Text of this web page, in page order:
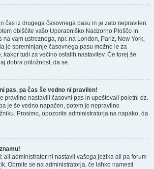
čas iz drugega časovnega pasu in je zato nepravilen.
obiščite vašo Uporabniško Nadzorno Ploščo in
na vam ustreznega, npr. na London, Pariz, New York,
je spreminjanje časovnega pasu možno le za
kakor tudi za večino ostalih nastavitev. Če torej še
dobra priložnost, da se.
pas, pa čas še vedno ni pravilen!
pravilno nastavili časovni pas in upoštevali poletni oz.
je še vedno napačen, potem je nepravilno
Prosimo, opozorite administratorja na napako, da
ali administrator ni nastavil vašega jezika ali pa forum
Obrnite se na administratorja, če lahko namesti